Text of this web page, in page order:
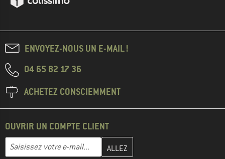
ENVOYEZ-NOUS UN E-MAIL !
04 65 82 17 36
ACHETEZ CONSCIEMMENT
OUVRIR UN COMPTE CLIENT
Adresse e-mail
Entrez votre adresse e-mail ici et créez votre compte client à la